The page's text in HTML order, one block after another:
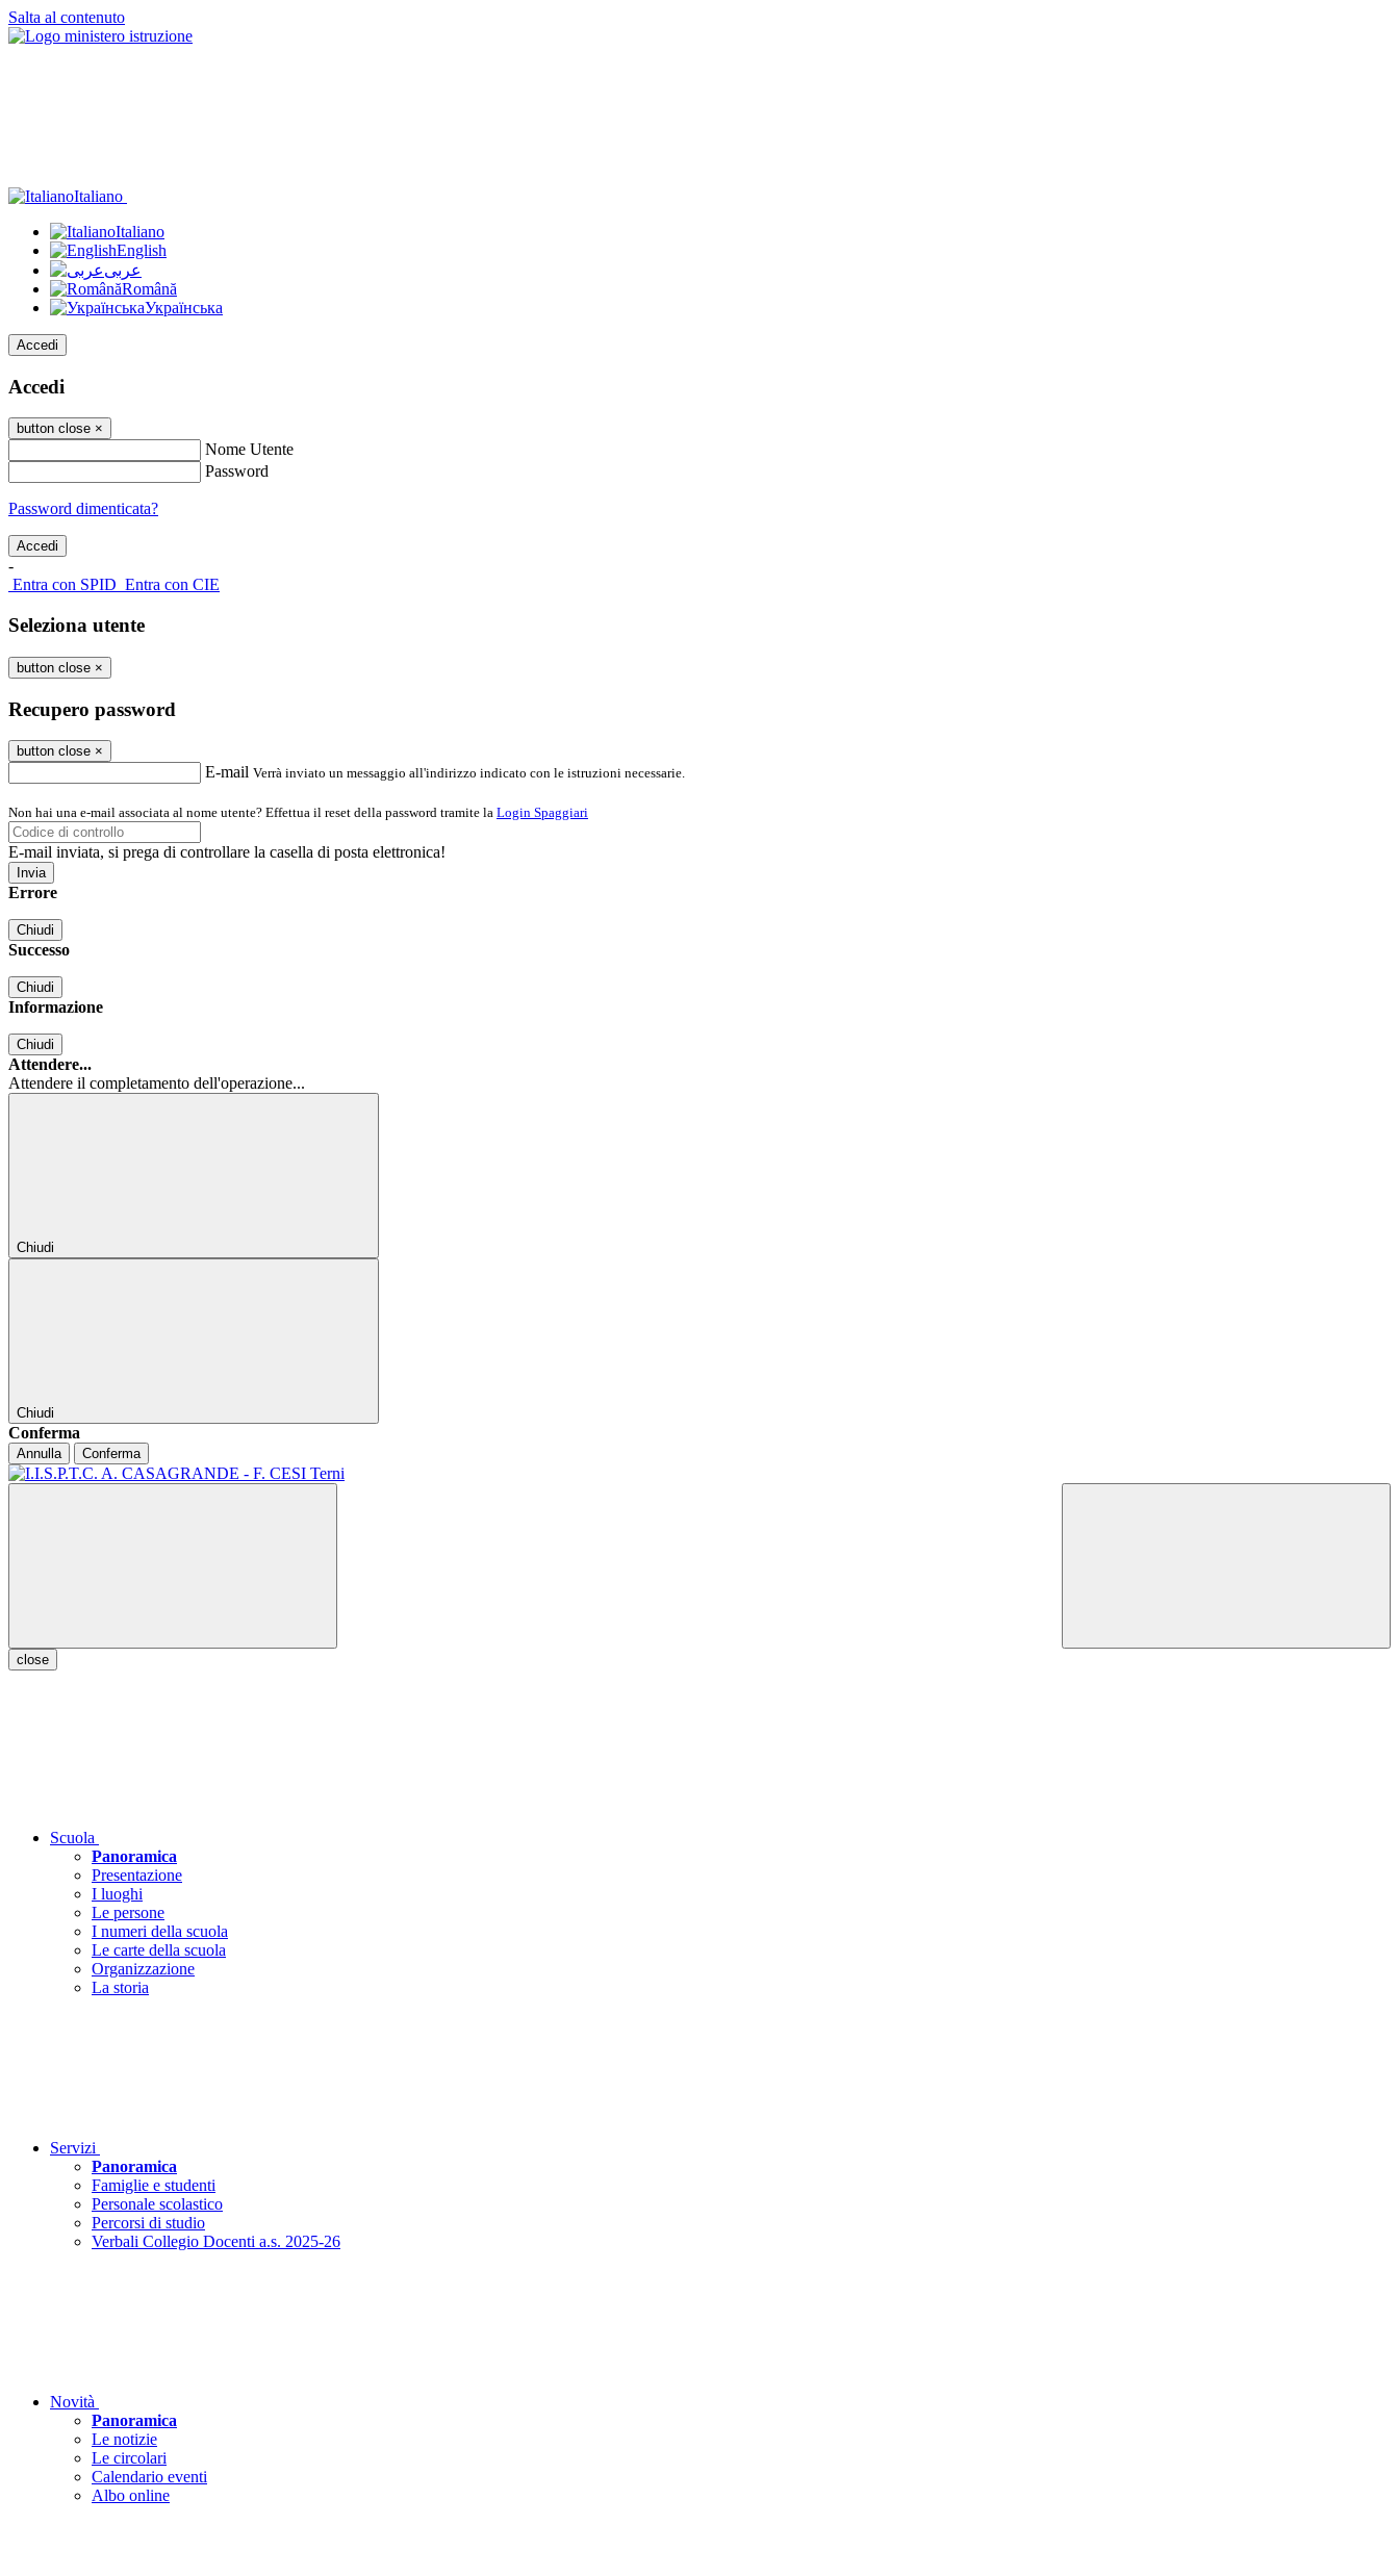
Salta al contenuto
Italiano
Italiano
English
عربى
Română
Українська
Accedi
Accedi
button close ×
Nome Utente
Password
Password dimenticata?
-
Entra con SPID Entra con CIE
Seleziona utente
button close ×
Recupero password
button close ×
E-mail Verrà inviato un messaggio all'indirizzo indicato con le istruzioni necessarie.
Non hai una e-mail associata al nome utente? Effettua il reset della password tramite la Login Spaggiari
E-mail inviata, si prega di controllare la casella di posta elettronica!
Errore
Chiudi
Successo
Chiudi
Informazione
Chiudi
Attendere...
Attendere il completamento dell'operazione...
Chiudi
Chiudi
Conferma
Annulla Conferma
close
Scuola
Panoramica
Presentazione
I luoghi
Le persone
I numeri della scuola
Le carte della scuola
Organizzazione
La storia
Servizi
Panoramica
Famiglie e studenti
Personale scolastico
Percorsi di studio
Verbali Collegio Docenti a.s. 2025-26
Novità
Panoramica
Le notizie
Le circolari
Calendario eventi
Albo online